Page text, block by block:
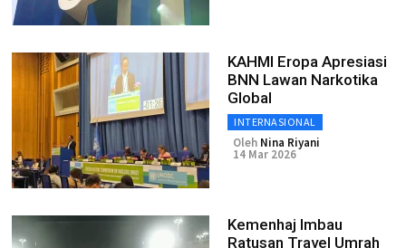
KAHMI Eropa Apresiasi
BNN Lawan Narkotika
Global
INTERNASIONAL
Oleh Nina Riyani
14 Mar 2026
Kemenhaj Imbau
Ratusan Travel Umrah